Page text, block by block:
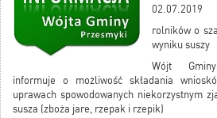
02.07.2019
rolników o
wyniku suszy
Wójt
informuje o możliwość składania
uprawach spowodowanych niekorzystnym
susza (zboża jare, rzepak i rzepik)